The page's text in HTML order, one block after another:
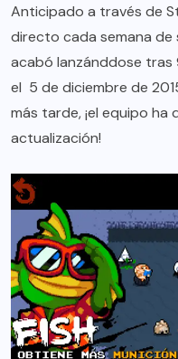
Anticipado a través de
directo cada semana de
acabó lanzánddose tras
el 5 de diciembre de
más tarde, ¡el equipo ha
actualización!